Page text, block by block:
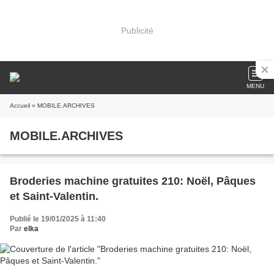
Publicité
MENU
Accueil » MOBILE.ARCHIVES
MOBILE.ARCHIVES
Broderies machine gratuites 210: Noël, Pâques
et Saint-Valentin.
Publié le 19/01/2025 à 11:40
Par elka